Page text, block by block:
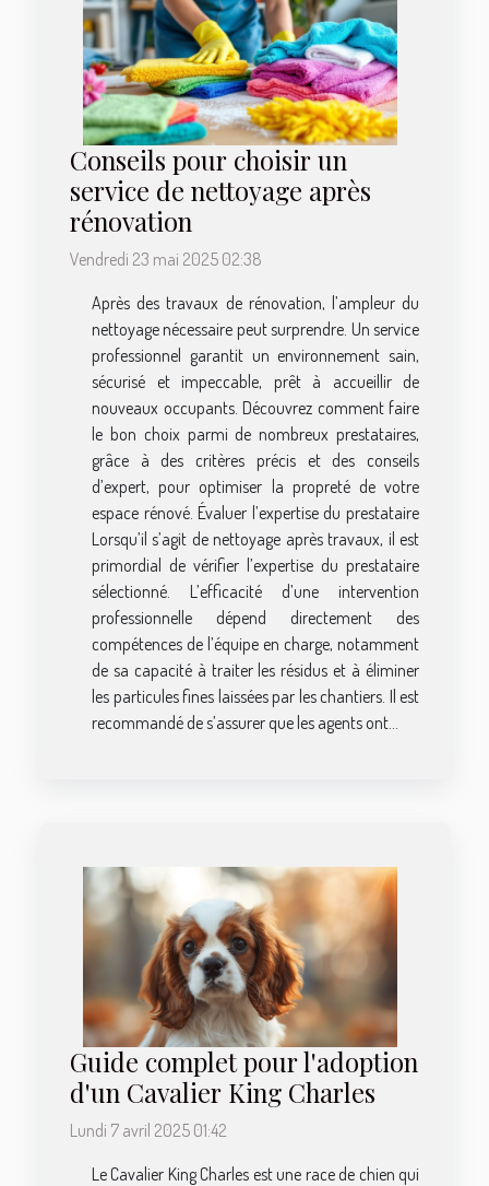
Conseils pour choisir un
service de nettoyage après
rénovation
Vendredi 23 mai 2025 02:38
Après des travaux de rénovation, l’ampleur du
nettoyage nécessaire peut surprendre. Un service
professionnel garantit un environnement sain,
sécurisé et impeccable, prêt à accueillir de
nouveaux occupants. Découvrez comment faire
le bon choix parmi de nombreux prestataires,
grâce à des critères précis et des conseils
d’expert, pour optimiser la propreté de votre
espace rénové. Évaluer l’expertise du prestataire
Lorsqu’il s’agit de nettoyage après travaux, il est
primordial de vérifier l’expertise du prestataire
sélectionné. L’efficacité d’une intervention
professionnelle dépend directement des
compétences de l’équipe en charge, notamment
de sa capacité à traiter les résidus et à éliminer
les particules fines laissées par les chantiers. Il est
recommandé de s’assurer que les agents ont...
Guide complet pour l'adoption
d'un Cavalier King Charles
Lundi 7 avril 2025 01:42
Le Cavalier King Charles est une race de chien qui